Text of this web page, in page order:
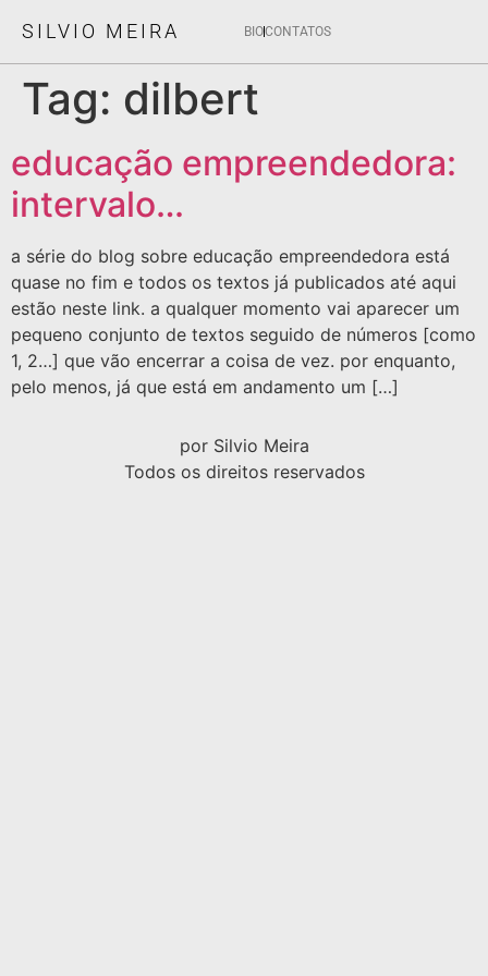
SILVIO MEIRA BIOCONTATOS
Tag: dilbert
educação empreendedora:
intervalo…
a série do blog sobre educação empreendedora está
quase no fim e todos os textos já publicados até aqui
estão neste link. a qualquer momento vai aparecer um
pequeno conjunto de textos seguido de números [como
1, 2…] que vão encerrar a coisa de vez. por enquanto,
pelo menos, já que está em andamento um […]
por Silvio Meira
Todos os direitos reservados